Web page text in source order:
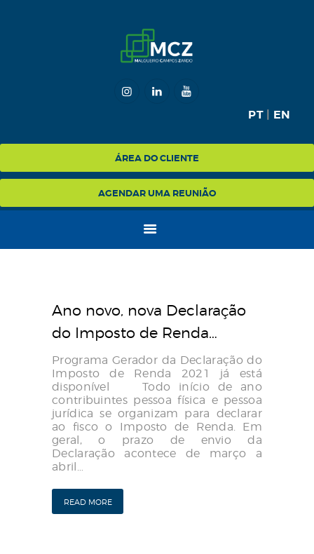
PT| EN
ÁREA DO CLIENTE
AGENDAR UMA REUNIÃO
NA MÍDIA
BLOG
CONTATO
Ano novo, nova Declaração
do Imposto de Renda…
Programa Gerador da Declaração do
Imposto de Renda 2021 já está
disponível Todo início de ano
contribuintes pessoa física e pessoa
jurídica se organizam para declarar
ao fisco o Imposto de Renda. Em
geral, o prazo de envio da
Declaração acontece de março a
abril…
READ MORE